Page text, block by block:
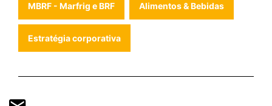
MBRF - Marfrig e BRF Alimentos & Bebidas
Estratégia corporativa